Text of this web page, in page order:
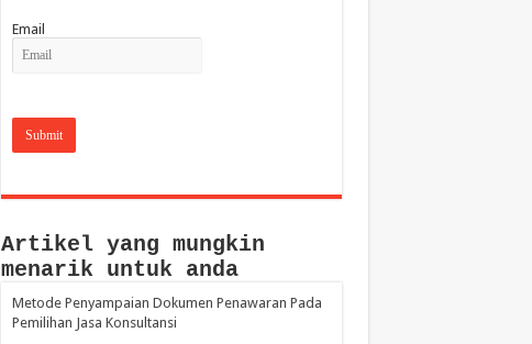
Email
Artikel yang mungkin
menarik untuk anda
Metode Penyampaian Dokumen Penawaran Pada
Pemilihan Jasa Konsultansi